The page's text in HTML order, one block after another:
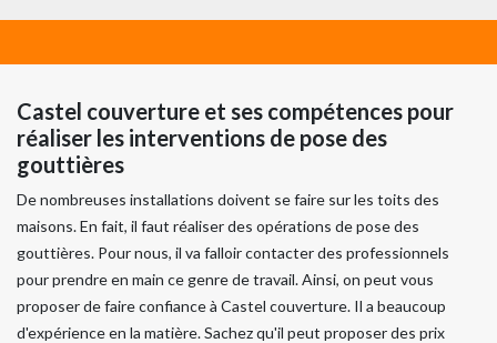
Castel couverture et ses compétences pour
réaliser les interventions de pose des
gouttières
De nombreuses installations doivent se faire sur les toits des
maisons. En fait, il faut réaliser des opérations de pose des
gouttières. Pour nous, il va falloir contacter des professionnels
pour prendre en main ce genre de travail. Ainsi, on peut vous
proposer de faire confiance à Castel couverture. Il a beaucoup
d'expérience en la matière. Sachez qu'il peut proposer des prix